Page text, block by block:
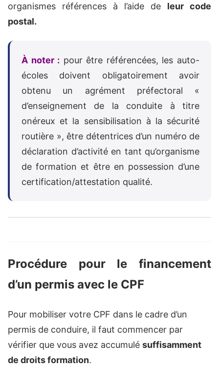
organismes références à l’aide de leur code
postal.
À noter : pour être référencées, les auto-
écoles doivent obligatoirement avoir
obtenu un agrément préfectoral «
d’enseignement de la conduite à titre
onéreux et la sensibilisation à la sécurité
routière », être détentrices d’un numéro de
déclaration d’activité en tant qu’organisme
de formation et être en possession d’une
certification/attestation qualité.
Procédure pour le financement
d’un permis avec le CPF
Pour mobiliser votre CPF dans le cadre d’un
permis de conduire, il faut commencer par
vérifier que vous avez accumulé suffisamment
de droits formation.